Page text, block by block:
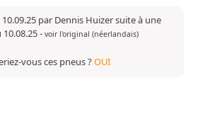
par Dennis Huizer suite à une
- voir l'original (néerlandais)
vous ces pneus ?OUI